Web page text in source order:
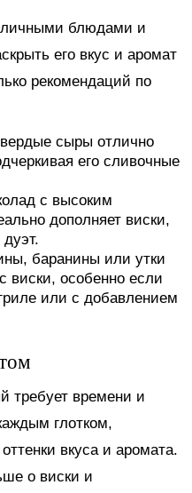
блюдами и
его вкус и аромат
рекомендаций по
сыры отлично
его сливочные
с высоким
дополняет виски,
баранины или утки
виски, особенно если
или с добавлением
требует времени и
глотком,
вкуса и аромата.
о виски и